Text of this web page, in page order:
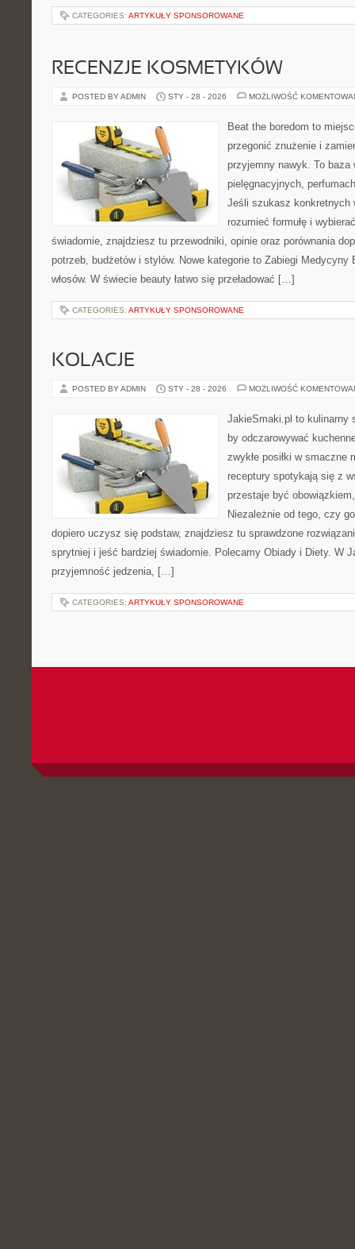
CATEGORIES: ARTYKUŁY SPONSOROWANE
RECENZJE KOSMETYKÓW
POSTED BY ADMIN STY - 28 - 2026 MOŻLIWOŚĆ
Beat the boredom to
przegonić znużenie i
przyjemny nawyk. To baza
pielęgnacyjnych,
Jeśli szukasz konkretnych
rozumieć formułę i
świadomie, znajdziesz tu przewodniki, opinie oraz porównania
potrzeb, budżetów i stylów. Nowe kategorie to Zabiegi Medycyny
włosów. W świecie beauty łatwo się przeładować […]
CATEGORIES: ARTYKUŁY SPONSOROWANE
KOLACJE
POSTED BY ADMIN STY - 28 - 2026 MOŻLIWOŚĆ
JakieSmaki.pl to kulinarny
by odczarowywać
zwykłe posiłki w smaczne
receptury spotykają się z
przestaje być
Niezależnie od tego, czy
dopiero uczysz się podstaw, znajdziesz tu sprawdzone
sprytniej i jeść bardziej świadomie. Polecamy Obiady i Diety. W
przyjemność jedzenia, […]
CATEGORIES: ARTYKUŁY SPONSOROWANE